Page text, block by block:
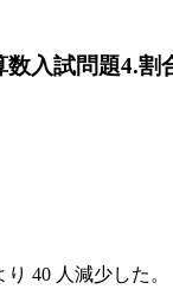
数入試問題4.
40 人減少した。